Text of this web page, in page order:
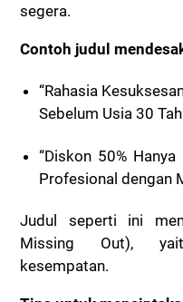
segera.
Contoh judul
“Rahasia
Sebelum Usia 30
“Diskon 50%
Profesional dengan
Judul seperti ini
Missing Out),
kesempatan.